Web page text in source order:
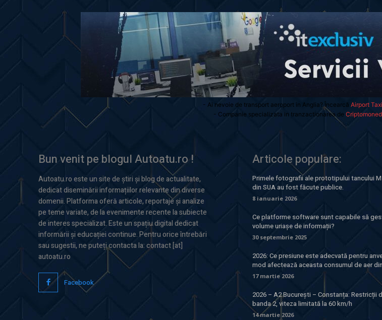
- Ai nevoie de transport aeroport in Anglia? Încearcă Airport
- Companie specializata in tranzactionarea de
Bun venit pe blogul Autoatu.ro !
Autoatu.ro este un site de știri și blog de actualitate,
dedicat diseminării informațiilor relevante din diverse
domenii. Platforma oferă articole, reportaje și analize
pe teme variate, de la evenimente recente la subiecte
de interes specializat. Este un spațiu digital dedicat
informării și educației continue. Pentru orice întrebări
sau sugestii, ne puteți contacta la: contact [at]
autoatu.ro
Facebook
Articole populare:
Primele fotografii ale prototipului tancului
din SUA au fost făcute publice.
8 ianuarie 2026
Ce platforme software sunt capabile să
volume uriașe de informații?
30 septembrie 2025
2026: Ce presiune este adecvată pentru
mod afectează aceasta consumul de aer
17 martie 2026
2026 – A2 București – Constanța: Restricții
banda 2, viteza limitată la 60 km/h
14 martie 2026